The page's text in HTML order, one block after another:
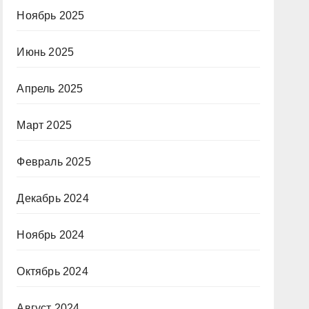
Ноябрь 2025
Июнь 2025
Апрель 2025
Март 2025
Февраль 2025
Декабрь 2024
Ноябрь 2024
Октябрь 2024